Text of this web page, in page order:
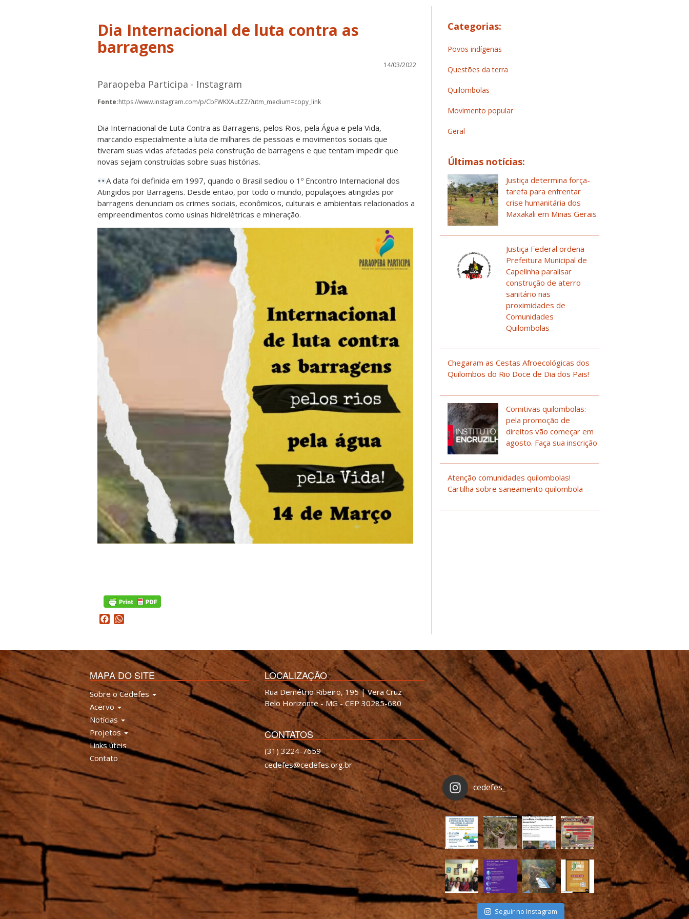
Dia Internacional de luta contra as
barragens
14/03/2022
Paraopeba Participa - Instagram
Fonte:https://www.instagram.com/p/CbFWKXAutZZ/?utm_medium=copy_link
Dia Internacional de Luta Contra as Barragens, pelos Rios, pela Água e pela Vida,
marcando especialmente a luta de milhares de pessoas e movimentos sociais que
tiveram suas vidas afetadas pela construção de barragens e que tentam impedir que
novas sejam construídas sobre suas histórias.
A data foi definida em 1997, quando o Brasil sediou o 1º Encontro Internacional dos
Atingidos por Barragens. Desde então, por todo o mundo, populações atingidas por
barragens denunciam os crimes sociais, econômicos, culturais e ambientais relacionados a
empreendimentos como usinas hidrelétricas e mineração.
Facebook
Categorias:
Povos indígenas
Questões da terra
Quilombolas
Movimento popular
Geral
Últimas notícias:
Justiça determina força-
tarefa para enfrentar
crise humanitária dos
Maxakali em Minas Gerais
Justiça Federal ordena
Prefeitura Municipal de
Capelinha paralisar
construção de aterro
sanitário nas
proximidades de
Comunidades
Quilombolas
Chegaram as Cestas Afroecológicas dos
Quilombos do Rio Doce de Dia dos Pais!
Comitivas quilombolas:
pela promoção de
direitos vão começar em
agosto. Faça sua inscrição
Atenção comunidades quilombolas!
Cartilha sobre saneamento quilombola
MAPA DO SITE
Sobre o Cedefes
Acervo
Notícias
Projetos
Links úteis
Contato
LOCALIZAÇÃO
Rua Demétrio Ribeiro, 195 | Vera Cruz
Belo Horizonte - MG - CEP 30285-680
CONTATOS
(31) 3224-7659
cedefes@cedefes.org.br
cedefes_
Seguir no Instagram